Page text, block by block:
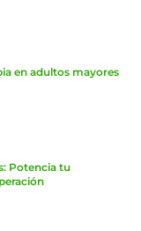
en adultos mayores
Potencia tu